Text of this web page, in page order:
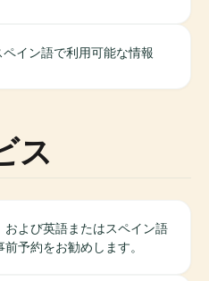
イン語で利用可能な情報
ス
および英語またはスペイン語
予約をお勧めします。